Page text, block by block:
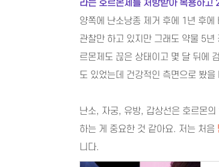
라는 호르몬제를 처방받아 복용하고
양쪽에 난소낭종 제거 후에 1년 후
관찰만 하고 있지만 그래도 약물 5
르몬제도 끊은 상태이고 몇 달 뒤에
도 있었는데 건강적인 측면으로 봤
난소, 자궁, 유방, 갑상선은 호르몬
하는 게 중요한 것 같아요. 저는 처음
니다.